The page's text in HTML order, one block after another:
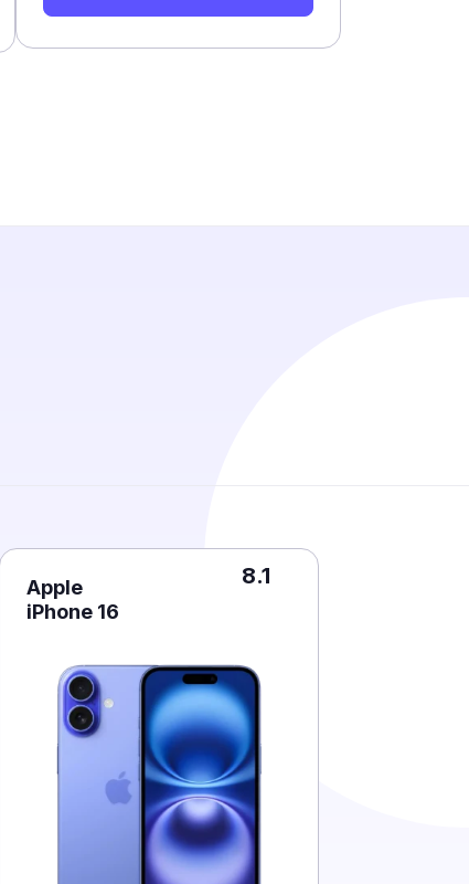
Apple
iPhone 16
8.1